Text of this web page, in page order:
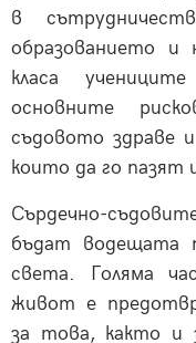
в
образованието и
класа
основните
съдовото здраве
които да го пазят
Сърдечно-
бъдат водещата
света. Голяма
живот е
за това, както и